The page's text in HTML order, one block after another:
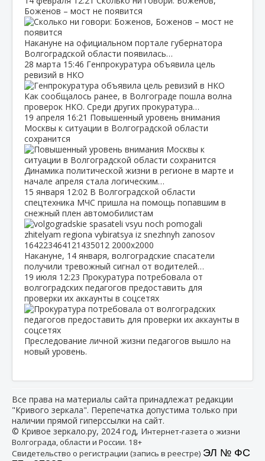
Боженов – мост не появится
Накануне на официальном портале губернатора
Волгоградской области появилась…
28 марта 15:46 Генпрокуратура объявила цель
ревизий в НКО
Как сообщалось ранее, в Волгограде пошла волна
проверок НКО. Среди других прокуратура…
19 апреля 16:21 Повышенный уровень внимания
Москвы к ситуации в Волгоградской области
сохранится
Динамика политической жизни в регионе в марте и
начале апреля стала логическим…
15 января 12:02 В Волгоградской области
спецтехника МЧС пришла на помощь попавшим в
снежный плен автомобилистам
Накануне, 14 января, волгоградские спасатели
получили тревожный сигнал от водителей…
19 июля 12:23 Прокуратура потребовала от
волгоградских педагогов предоставить для
проверки их аккаунты в соцсетях
Преследование личной жизни педагогов вышло на
новый уровень.
Все права на материалы сайта принадлежат редакции
"Кривого зеркала". Перепечатка допустима только при
наличии прямой гиперссылки на сайт.
© Кривое зеркало.ру, 2024 год, Интернет-газета о жизни
Волгограда, области и России. 18+
Свидетельство о регистрации (запись в реестре) ЭЛ № ФС